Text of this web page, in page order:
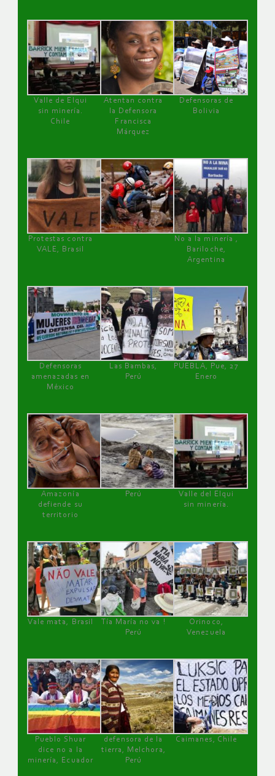
Valle de Elqui
sin minería.
Chile
Atentan contra
la Defensora
Francisca
Márquez
Defensoras de
Bolivia
Protestas contra
VALE, Brasil
No a la minería ,
Bariloche,
Argentina
Defensoras
amenazadas en
México
Las Bambas,
Perú
PUEBLA, Pue, 27
Enero
Amazonía
defiende su
territorio
Perú
Valle del Elqui
sin minería.
Vale mata, Brasil
Tía María no va !
Perú
Orinoco,
Venezuela
Pueblo Shuar
dice no a la
minería, Ecuador
defensora de la
tierra, Melchora,
Perú
Caimanes, Chile